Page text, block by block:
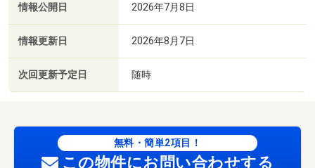
情報公開日 2026年7月8日
情報更新日 2026年8月7日
次回更新予定日 随時
無料・簡単2項目！
この物件にお問い合わせする